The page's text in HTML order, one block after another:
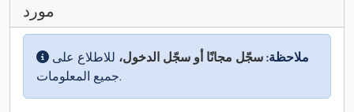
مورد
ملاحظة: سجّل مجانًا أو سجّل الدخول، للاطلاع على
جميع المعلومات.